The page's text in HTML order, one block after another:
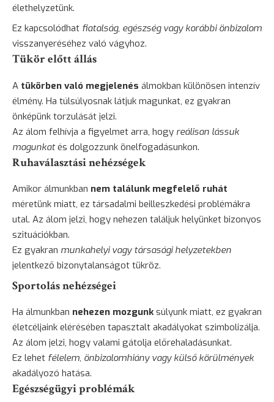
élethelyzetünk.
Ez kapcsolódhat fiatalság, egészség vagy korábbi önbizalom
visszanyeréséhez való vágyhoz.
Tükör előtt állás
A tükörben való megjelenés álmokban különösen intenzív
élmény. Ha túlsúlyosnak látjuk magunkat, ez gyakran
önképünk torzulását jelzi.
Az álom felhívja a figyelmet arra, hogy reálisan lássuk
magunkatés dolgozzunk önelfogadásunkon.
Ruhaválasztási nehézségek
Amikor álmunkban nem találunk megfelelő ruhát
méretünk miatt, ez társadalmi beilleszkedési problémákra
utal. Az álom jelzi, hogy nehezen találjuk helyünket bizonyos
szituációkban.
Ez gyakran munkahelyi vagy társasági helyzetekben
jelentkező bizonytalanságot tükröz.
Sportolás nehézségei
Ha álmunkban nehezen mozgunksúlyunk miatt, ez gyakran
életcéljaink elérésében tapasztalt akadályokat szimbolizálja.
Az álom jelzi, hogy valami gátolja előrehaladásunkat.
Ez lehet félelem, önbizalomhiány vagy külső körülmények
akadályozó hatása.
Egészségügyi problémák